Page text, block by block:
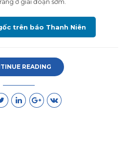
trên báo Thanh Niên
READING